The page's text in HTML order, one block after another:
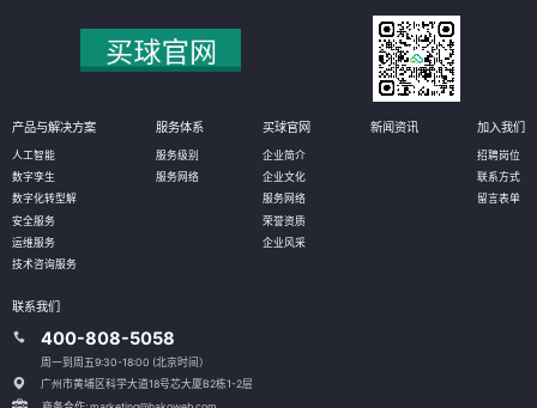
产品与解决方案
人工智能
数字孪生
数字化转型解
安全服务
运维服务
技术咨询服务
服务体系
服务级别
服务网络
买球官网
企业简介
企业文化
服务网络
荣誉资质
企业风采
新闻资讯 加入我们
招聘岗位
联系方式
留言表单
联系我们
400-808-5058
周一到周五9:30-18:00 (北京时间）
广州市黄埔区科学大道18号芯大厦B2栋1-2层